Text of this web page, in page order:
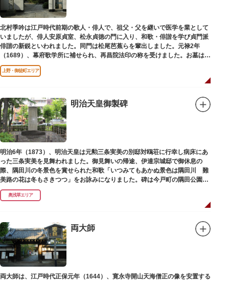
北村季吟は江戸時代前期の歌人・俳人で、祖父・父を継いで医学を業として
いましたが、俳人安原貞室、松永貞徳の門に入り、和歌・俳諧を学び貞門派
俳諧の新鋭といわれました。同門は松尾芭蕉らを輩出しました。元禄2年
（1689）、幕府歌学所に補せられ、再昌院法印の称を受けました。お墓は正
慶寺（しょうけいじ）にあります。
上野・御徒町エリア
明治天皇御製碑
明治6年（1873）、明治天皇は元勲三条実美の別邸対鴎荘に行幸し病床にあ
った三条実美を見舞われました。御見舞いの帰途、伊達宗城邸で御休息の
際、隅田川の冬景色を賞せられた和歌「いつみてもあかぬ景色は隅田川 難
美路の花は冬もさきつつ」をお詠みになりました。碑は今戸町の隅田公園内
にあります。
奥浅草エリア
両大師
両大師は、江戸時代正保元年（1644）、寛永寺開山天海僧正の像を安置する